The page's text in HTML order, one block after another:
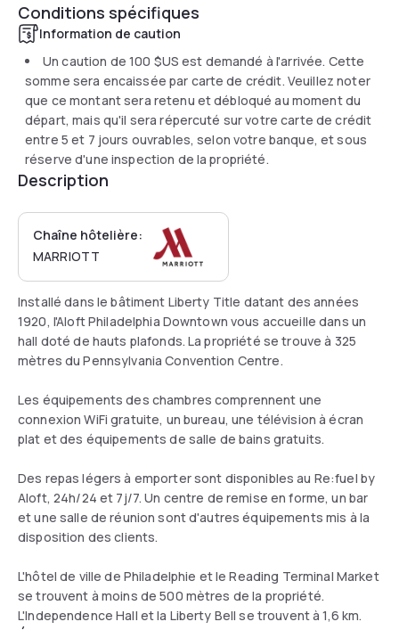
Conditions spécifiques
Information de caution
Un caution de 100 $US est demandé à l'arrivée. Cette
somme sera encaissée par carte de crédit. Veuillez noter
que ce montant sera retenu et débloqué au moment du
départ, mais qu'il sera répercuté sur votre carte de crédit
entre 5 et 7 jours ouvrables, selon votre banque, et sous
réserve d'une inspection de la propriété.
Description
Chaîne hôtelière:
MARRIOTT
Installé dans le bâtiment Liberty Title datant des années
1920, l'Aloft Philadelphia Downtown vous accueille dans un
hall doté de hauts plafonds. La propriété se trouve à 325
mètres du Pennsylvania Convention Centre.
Les équipements des chambres comprennent une
connexion WiFi gratuite, un bureau, une télévision à écran
plat et des équipements de salle de bains gratuits.
Des repas légers à emporter sont disponibles au Re:fuel by
Aloft, 24h/24 et 7j/7. Un centre de remise en forme, un bar
et une salle de réunion sont d'autres équipements mis à la
disposition des clients.
L'hôtel de ville de Philadelphie et le Reading Terminal Market
se trouvent à moins de 500 mètres de la propriété.
L'Independence Hall et la Liberty Bell se trouvent à 1,6 km.